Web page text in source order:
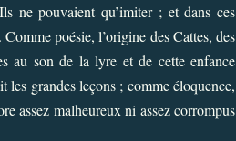
ne pouvaient qu’imiter ; et dans ces
poésie, l’origine des Cattes, des
au son de la lyre et de cette enfance
les grandes leçons ; comme éloquence,
assez malheureux ni assez corrompus